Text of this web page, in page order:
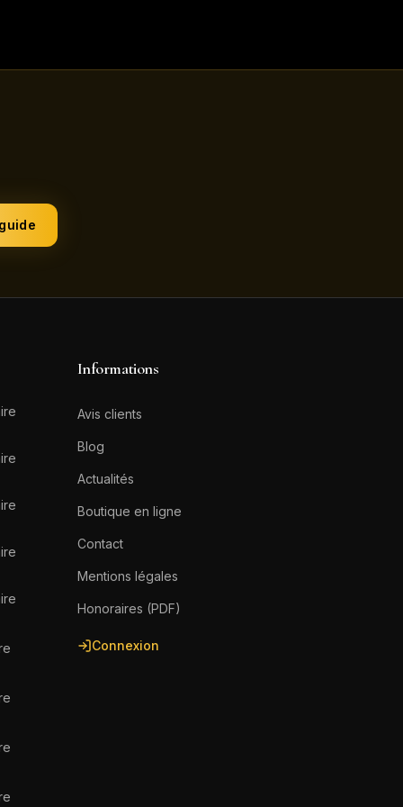
Informations
Avis clients
Blog
Actualités
Boutique en ligne
Contact
Mentions légales
Honoraires (PDF)
Connexion